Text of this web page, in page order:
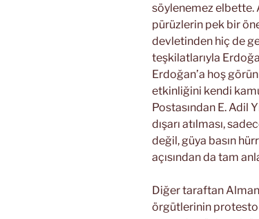
söylenemez elbette.
pürüzlerin pek bir
devletinden hiç de
teşkilatlarıyla
Erdoğan’a hoş
etkinliğini kendi
Postasından E. Adil
dışarı atılması,
değil, güya basın
açısından da tam
Diğer taraftan
örgütlerinin protesto